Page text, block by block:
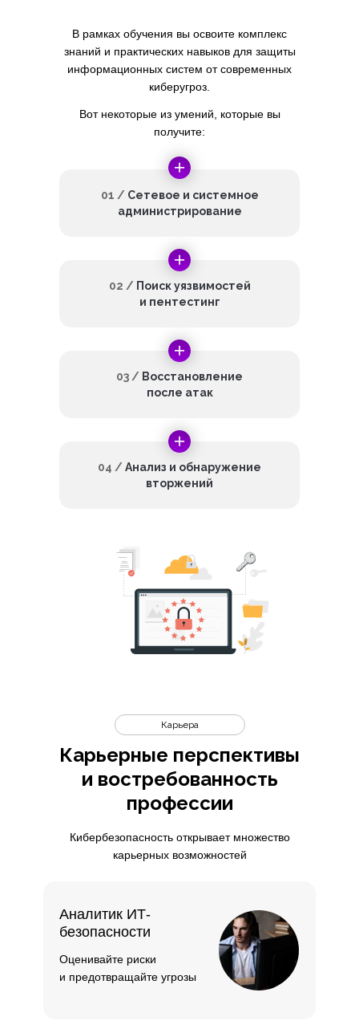
04 / Анализ и обнаружение
вторжений
03 / Восстановление
после атак
02 / Поиск уязвимостей
и пентестинг
01 / Сетевое и системное
администрирование
В рамках обучения вы освоите комплекс
знаний и практических навыков для защиты
информационных систем от современных
киберугроз.
Вот некоторые из умений, которые вы
получите:
Карьерные перспективы
и востребованность
профессии
Карьера
Кибербезопасность открывает множество
карьерных возможностей
Аналитик ИТ-
безопасности
Оценивайте риски
и предотвращайте угрозы